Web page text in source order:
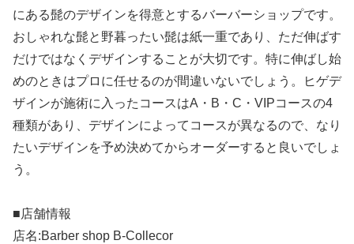
にある髭のデザインを得意とするバーバーショップです。
おしゃれな髭と野暮ったい髭は紙一重であり、ただ伸ばす
だけではなくデザインすることが大切です。特に伸ばし始
めのときはプロに任せるのが間違いないでしょう。ヒゲデ
ザインが施術に入ったコースはA・B・C・VIPコースの4
種類があり、デザインによってコースが異なるので、なり
たいデザインを予め決めてからオーダーすると良いでしょ
う。
■店舗情報
店名:Barber shop B-Collecor